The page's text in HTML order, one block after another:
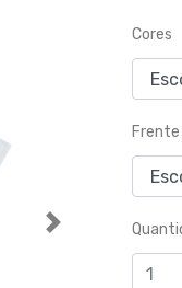
Next
Cores